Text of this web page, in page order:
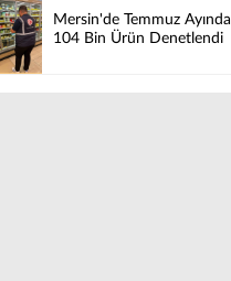
Mersin'de Temmuz Ayında
104 Bin Ürün Denetlendi